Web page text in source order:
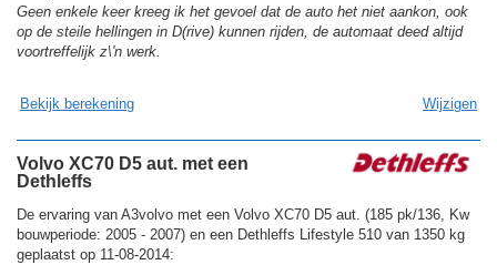
Geen enkele keer kreeg ik het gevoel dat de auto het niet aankon, ook
op de steile hellingen in D(rive) kunnen rijden, de automaat deed altijd
voortreffelijk z\'n werk.
Bekijk berekening Wijzigen
Volvo XC70 D5 aut. met een
Dethleffs
De ervaring van A3volvo met een Volvo XC70 D5 aut. (185 pk/136, Kw
bouwperiode: 2005 - 2007) en een Dethleffs Lifestyle 510 van 1350 kg
geplaatst op 11-08-2014: